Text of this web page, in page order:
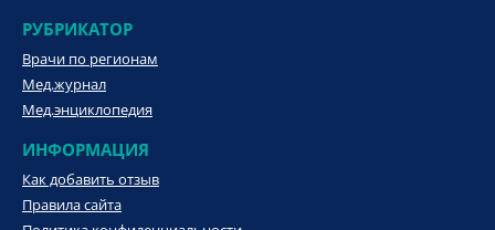
РУБРИКАТОР
Врачи по регионам
Мед.журнал
Мед.энциклопедия
ИНФОРМАЦИЯ
Как добавить отзыв
Правила сайта